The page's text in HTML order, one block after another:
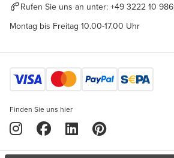
Rufen Sie uns an unter: +49 3222 10
Montag bis Freitag 10.00-17.00 Uhr
Finden Sie uns hier